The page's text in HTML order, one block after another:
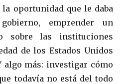
la oportunidad que le daba
emprender un
sobre las instituciones
de los Estados Unidos
algo más: investigar cómo
todavía no está del todo